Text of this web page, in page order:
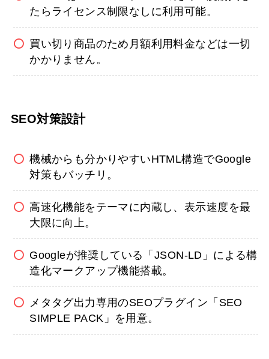
たらライセンス制限なしに利用可能。
買い切り商品のため月額利用料金などは一切
かかりません。
SEO対策設計
機械からも分かりやすいHTML構造でGoogle
対策もバッチリ。
高速化機能をテーマに内蔵し、表示速度を最
大限に向上。
Googleが推奨している「JSON-LD」による構
造化マークアップ機能搭載。
メタタグ出力専用のSEOプラグイン「SEO
SIMPLE PACK」を用意。